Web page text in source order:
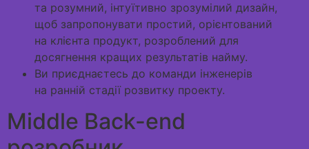
та розумний, інтуїтивно зрозумілий дизайн,
щоб запропонувати простий, орієнтований
на клієнта продукт, розроблений для
досягнення кращих результатів найму.
Ви приєднаєтесь до команди інженерів
на ранній стадії розвитку проекту.
Middle Back-end